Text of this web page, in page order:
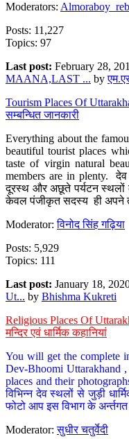
Moderators:
Posts: 11,227
Topics: 97
Last post: February 28,
MAANA,LAST ... by
Tourism Places Of
सम्बन्धित जानकारी
Everything about the
beautiful tourist places
taste of virgin natural
members are in plenty.
दूरस्थ और अछूते पर्यटन स्थलों
केवल पंजीकृत सदस्य ही अपने
Moderator:विनोद सिंह गढ़िया
Posts: 5,929
Topics: 111
Last post: January 18,
Ut... by Bhishma Kukreti
Religious Places Of
मन्दिर एवं धार्मिक कहानियां
You will get the complete
Dev-Bhoomi Uttarakhand
places and their
विभिन्न देव स्थलों से जुड़ी
फोटो आप इस विभाग के
Moderator:सुधीर चतुर्वेदी